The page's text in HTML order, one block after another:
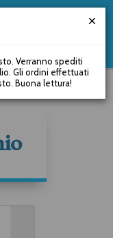
Verranno spediti
Gli ordini effettuati
Buona lettura!